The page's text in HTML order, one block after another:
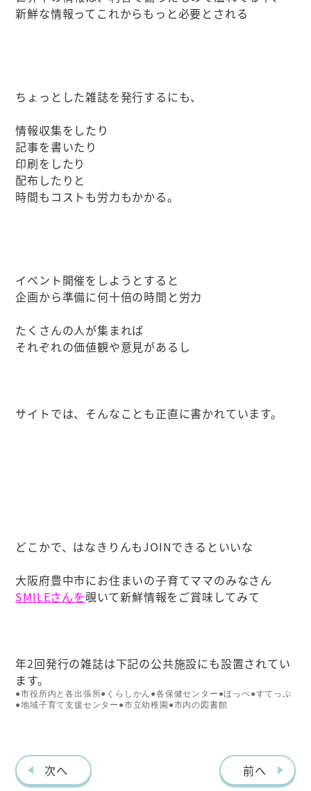
新鮮な情報ってこれからもっと必要とされる
ちょっとした雑誌を発行するにも、
情報収集をしたり
記事を書いたり
印刷をしたり
配布したりと
時間もコストも労力もかかる。
イベント開催をしようとすると
企画から準備に何十倍の時間と労力
たくさんの人が集まれば
それぞれの価値観や意見があるし
サイトでは、そんなことも正直に書かれています。
どこかで、はなきりんもJOINできるといいな
大阪府豊中市にお住まいの子育てママのみなさん
SMILEさんを覗いて新鮮情報をご賞味してみて
年2回発行の雑誌は下記の公共施設にも設置されてい
ます。
●市役所内と各出張所●くらしかん●各保健センター●ほっぺ●すてっぷ
●地域子育て支援センター●市立幼稚園●市内の図書館
次へ 前へ